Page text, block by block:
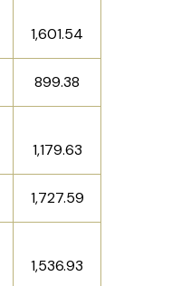
1,601.54
899.38
1,179.63
1,727.59
1,536.93